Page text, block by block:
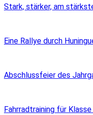
Stark, stärker, am
Eine Rallye durch
Abschlussfeier des
Fahrradtraining für